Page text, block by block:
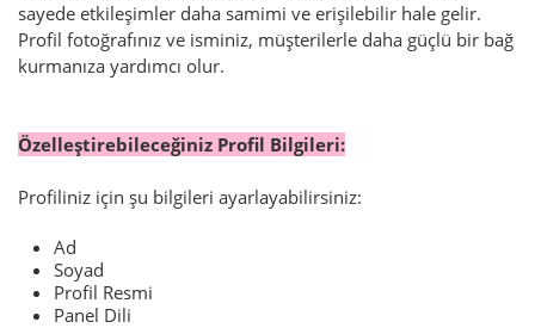
sayede etkileşimler daha samimi ve erişilebilir hale gelir.
Profil fotoğrafınız ve isminiz, müşterilerle daha güçlü bir bağ
kurmanıza yardımcı olur.
Özelleştirebileceğiniz Profil Bilgileri:
Profiliniz için şu bilgileri ayarlayabilirsiniz:
Ad
Soyad
Profil Resmi
Panel Dili